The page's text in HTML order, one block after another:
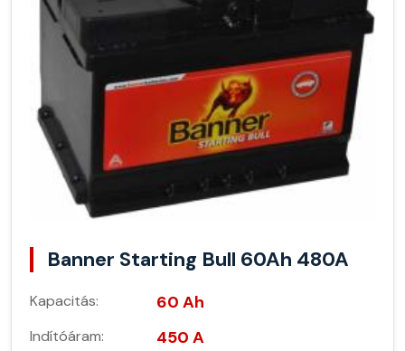
Banner Starting Bull 60Ah 480A
Kapacitás: 60 Ah
Indítóáram: 450 A